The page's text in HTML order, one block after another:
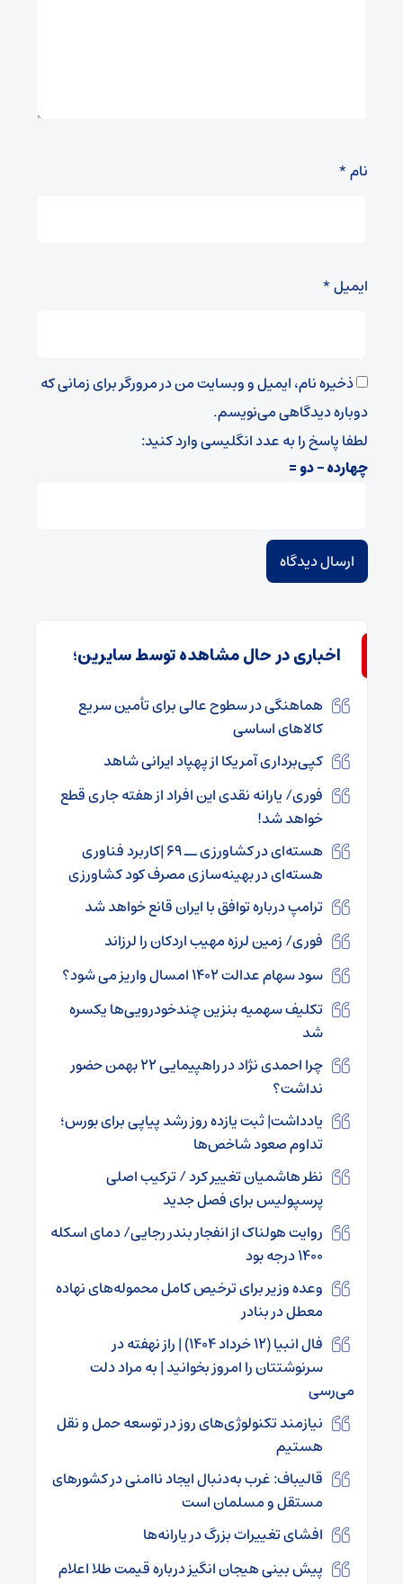
نام*
ایمیل*
ذخیره نام، ایمیل و وبسایت من در مرورگر برای زمانی که
دوباره دیدگاهی می‌نویسم.
لطفا پاسخ را به عدد انگلیسی وارد کنید:
چهارده − دو =
اخباری در حال مشاهده توسط سایرین؛
هماهنگی در سطوح عالی برای تأمین سریع
کالاهای اساسی
کپی‌برداری آمریکا از پهپاد ایرانی شاهد
فوری/ یارانه نقدی این افراد از هفته جاری قطع
خواهد شد!
هسته‌ای در کشاورزی ــ ۶۹ |کاربرد فناوری
هسته‌ای در بهینه‌سازی مصرف کود کشاورزی
ترامپ درباره توافق با ایران قانع خواهد شد
فوری/ زمین لرزه مهیب اردکان را لرزاند
سود سهام عدالت ۱۴۰۲ امسال واریز می شود؟
تکلیف سهمیه بنزین چندخودرویی‌ها یکسره
شد
چرا احمدی نژاد در راهپیمایی ۲۲ بهمن حضور
نداشت؟
یادداشت| ثبت یازده روز رشد پیاپی برای بورس؛
تداوم صعود شاخص‌ها
نظر هاشمیان تغییر کرد / ترکیب اصلی
پرسپولیس برای فصل جدید
روایت هولناک از انفجار بندر رجایی/ دمای اسکله
۱۴۰۰ درجه بود
وعده وزیر برای ترخیص کامل محموله‌های نهاده
معطل در بنادر
فال انبیا (۱۲ خرداد ۱۴۰۴) | راز نهفته در
سرنوشتتان را امروز بخوانید | به مراد دلت
می‌رسی
نیازمند تکنولوژی‌های روز در توسعه حمل و نقل
هستیم
قالیباف: غرب به‌دنبال ایجاد ناامنی در کشورهای
مستقل و مسلمان است
افشای تغییرات بزرگ در یارانه‌ها
پیش بینی هیجان انگیز درباره قیمت طلا اعلام